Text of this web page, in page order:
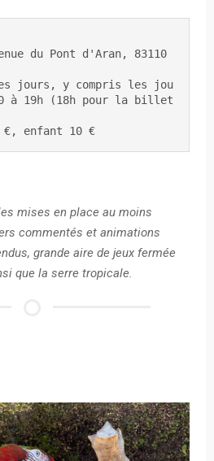
du Pont d'Aran, 83110
jours, y compris les jou
à 19h (18h pour la billet
enfant 10 €
mises en place au moins
commentés et animations
grande aire de jeux fermée
que la serre tropicale.